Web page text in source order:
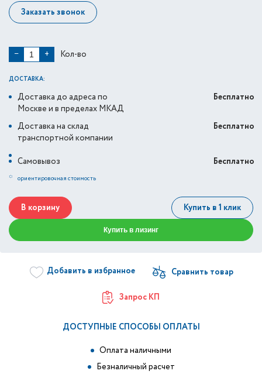
Заказать звонок
− + Кол-во
ДОСТАВКА:
Доставка до адреса по
Москве и в пределах МКАД
Бесплатно
Доставка на склад
транспортной компании
Бесплатно
Самовывоз
Бесплатно
* ориентировочная стоимость
В корзину Купить в 1 клик
Купить в лизинг
Добавить в избранное
Запрос КП
ДОСТУПНЫЕ СПОСОБЫ ОПЛАТЫ
Оплата наличными
Безналичный расчет